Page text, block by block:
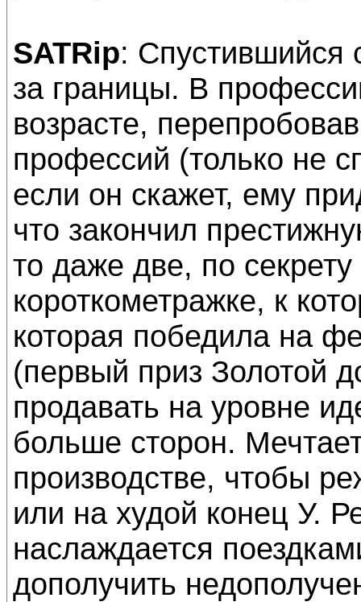
SATRip: Спустившийся
за границы. В
возрасте,
профессий (только не
если он скажет, ему
что закончил
то даже две, по
короткометражке, к
которая победила на
(первый приз Золотой
продавать на уровне
больше сторон.
производстве, чтобы
или на худой конец У.
наслаждается
дополучить